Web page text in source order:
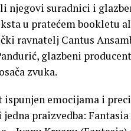
njegovi suradnici i
u pratećem bookletu
ravnatelj Cantus
glazbeni
zvuka.
ispunjen emocijama i
praizvedba: